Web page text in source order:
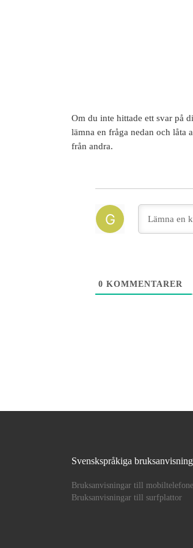
Om du inte hittade ett svar på
lämna en fråga nedan och låta
från andra.
0 KOMMENTARER
Svenskspråkiga
Bruksanvisningar till
Bruksanvisningar till surfplattor